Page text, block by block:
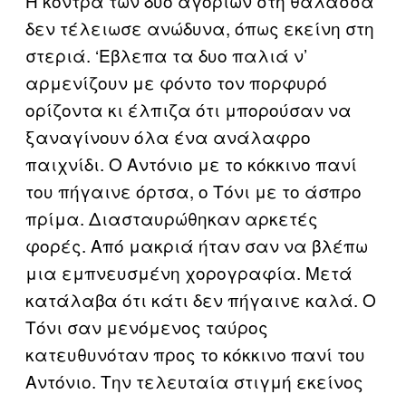
δεν τέλειωσε ανώδυνα, όπως εκείνη στη
στεριά. ‘Εβλεπα τα δυο παλιά ν’
αρμενίζουν με φόντο τον πορφυρό
ορίζοντα κι έλπιζα ότι μπορούσαν να
ξαναγίνουν όλα ένα ανάλαφρο
παιχνίδι. Ο Αντόνιο με το κόκκινο πανί
του πήγαινε όρτσα, ο Τόνι με το άσπρο
πρίμα. Διασταυρώθηκαν αρκετές
φορές. Από μακριά ήταν σαν να βλέπω
μια εμπνευσμένη χορογραφία. Μετά
κατάλαβα ότι κάτι δεν πήγαινε καλά. Ο
Τόνι σαν μενόμενος ταύρος
κατευθυνόταν προς το κόκκινο πανί του
Αντόνιο. Την τελευταία στιγμή εκείνος